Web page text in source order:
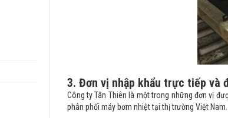
3. Đơn vị nhập khẩu trực tiếp và
Công ty Tân Thiên là một trong những đơn vị
phân phối máy bơm nhiệt tại thị trường Việt Nam.